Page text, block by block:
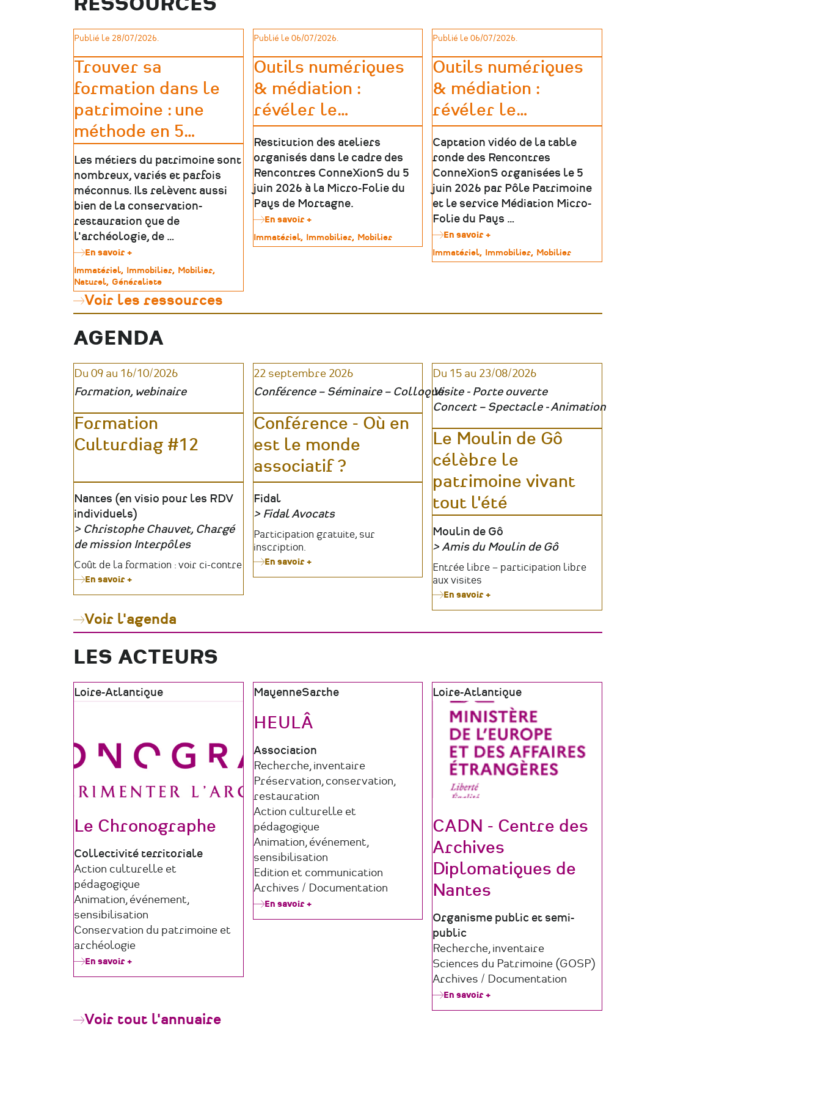
recherche
médailles
déportés
politiques
de
la
Mayenne
à
la
de
territoire
RESSOURCES
Publié le 28/07/2026.
Trouver sa
formation dans le
patrimoine : une
méthode en 5…
Les métiers du patrimoine sont
nombreux, variés et parfois
méconnus. Ils relèvent aussi
bien de la conservation-
restauration que de
l'archéologie, de …
En savoir +
sa
formation
dans
une
en
5
étapes
Type
de
patrimoine
Immatériel Immobilier
Mobilier
Naturel Généraliste
Publié le 06/07/2026.
Outils numériques
& médiation :
révéler le…
Restitution des ateliers
organisés dans le cadre des
Rencontres ConneXionS du 5
juin 2026 à la Micro-Folie du
Pays de Mortagne.
En savoir +sur
numériques
patrimoine
|
Type
de
Immatériel Immobilier Mobilier
Publié le 06/07/2026.
Outils numériques
& médiation :
révéler le…
Captation vidéo de la table
ronde des Rencontres
ConneXionS organisées le 5
juin 2026 par Pôle Patrimoine
et le service Médiation Micro-
Folie du Pays …
En savoir +
numériques
le
ou
inaccessible
Table
ronde
Type
de
Immatériel Immobilier Mobilier
Voir les ressources
AGENDA
Du 09 au 16/10/2026
Formation, webinaire
Formation
Culturdiag #12
Lieu
Nantes (en visio pour les RDV
individuels)
Organisateur
Christophe Chauvet, Chargé
de mission Interpôles
Tarifs
Coût de la formation : voir ci-contre
En savoir +
22 septembre 2026
Conférence – Séminaire – Colloque
Conférence - Où en
est le monde
associatif ?
Lieu
Fidal
Organisateur
Fidal Avocats
Tarifs
Participation gratuite, sur
inscription.
En savoir +sur
le
Du 15 au 23/08/2026
Visite - Porte ouverte
Concert – Spectacle - Animation
Le Moulin de Gô
célèbre le
patrimoine vivant
tout l'été
Lieu
Moulin de Gô
Organisateur
Amis du Moulin de Gô
Tarifs
Entrée libre – participation libre
aux visites
En savoir +
vivant
tout
l'été
Voir l'agenda
LES ACTEURS
Zone
Loire-Atlantique
Le Chronographe
Type
de
structure
Collectivité territoriale
Domaine
d'activité
Action culturelle et
pédagogique
Animation, événement,
sensibilisation
Conservation du patrimoine et
archéologie
En savoir +
Zone
MayenneSarthe
HEULÂ
Type
de
structure
Association
Domaine
d'activité
Recherche, inventaire
Préservation, conservation,
restauration
Action culturelle et
pédagogique
Animation, événement,
sensibilisation
Edition et communication
Archives / Documentation
En savoir +sur
Zone
géographique
Loire-Atlantique
CADN - Centre des
Archives
Diplomatiques de
Nantes
Type
de
structure
Organisme public et semi-
public
Domaine
d'activité
Recherche, inventaire
Sciences du Patrimoine (GOSP)
Archives / Documentation
En savoir +
Voir tout l'annuaire